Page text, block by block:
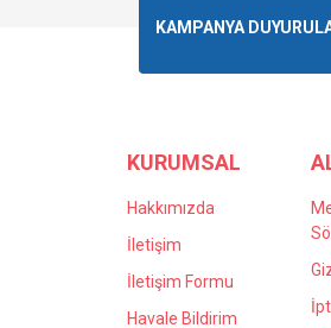
KAMPANYA
KURUMSAL
Hakkımızda
İletişim
İletişim Formu
Havale Bildirim